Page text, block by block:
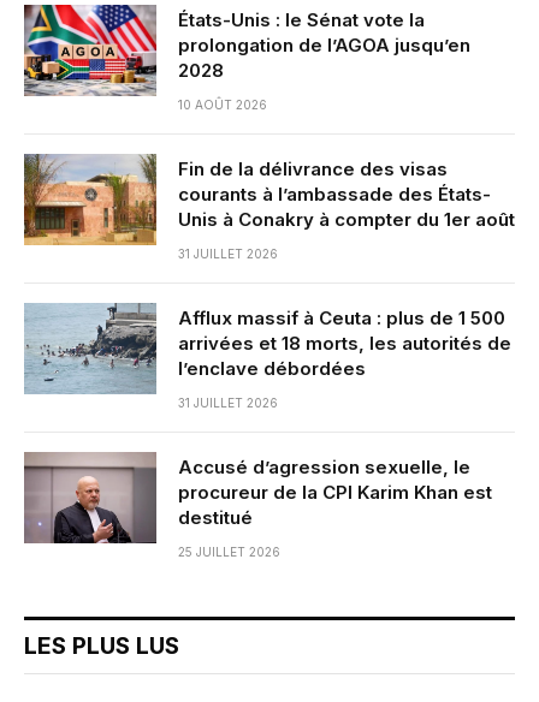
États-Unis : le Sénat vote la
prolongation de l’AGOA jusqu’en
2028
10 AOÛT 2026
Fin de la délivrance des visas
courants à l’ambassade des États-
Unis à Conakry à compter du 1er août
31 JUILLET 2026
Afflux massif à Ceuta : plus de 1 500
arrivées et 18 morts, les autorités de
l’enclave débordées
31 JUILLET 2026
Accusé d’agression sexuelle, le
procureur de la CPI Karim Khan est
destitué
25 JUILLET 2026
LES PLUS LUS